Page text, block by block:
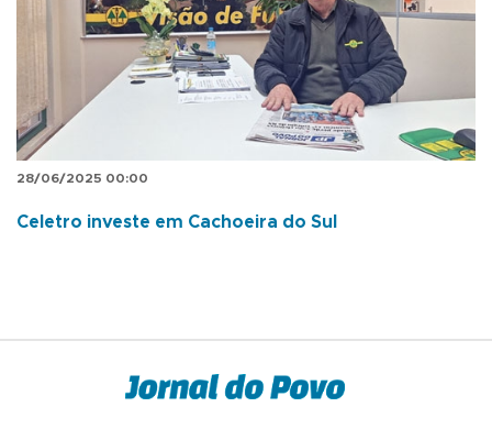
28/06/2025 00:00
Celetro investe em Cachoeira do Sul